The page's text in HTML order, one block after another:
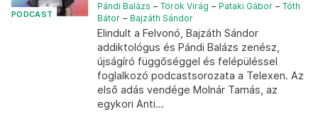
PODCAST
Pándi Balázs – Török Virág – Pataki Gábor – Tóth
Bátor – Bajzáth Sándor
Elindult a Felvonó, Bajzáth Sándor
addiktológus és Pándi Balázs zenész,
újságíró függőséggel és felépüléssel
foglalkozó podcastsorozata a Telexen. Az
első adás vendége Molnár Tamás, az
egykori Anti...